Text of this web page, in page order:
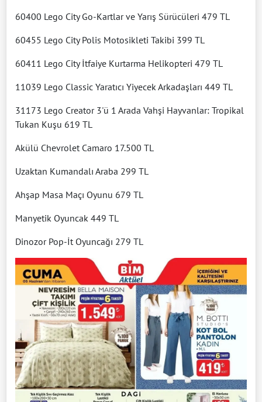
60400 Lego City Go-Kartlar ve Yarış Sürücüleri 479 TL
60455 Lego City Polis Motosikleti Takibi 399 TL
60411 Lego City İtfaiye Kurtarma Helikopteri 479 TL
11039 Lego Classic Yaratıcı Yiyecek Arkadaşları 449 TL
31173 Lego Creator 3'ü 1 Arada Vahşi Hayvanlar: Tropikal
Tukan Kuşu 619 TL
Akülü Chevrolet Camaro 17.500 TL
Uzaktan Kumandalı Araba 299 TL
Ahşap Masa Maçı Oyunu 679 TL
Manyetik Oyuncak 449 TL
Dinozor Pop-İt Oyuncağı 279 TL